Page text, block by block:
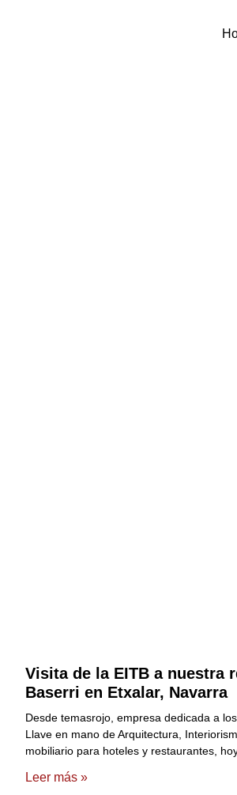
Visita de la EITB a nuestra
Baserri en Etxalar, Navarra
Desde temasrojo, empresa dedicada a
Llave en mano de Arquitectura,
mobiliario para hoteles y restaurantes,
Leer más »